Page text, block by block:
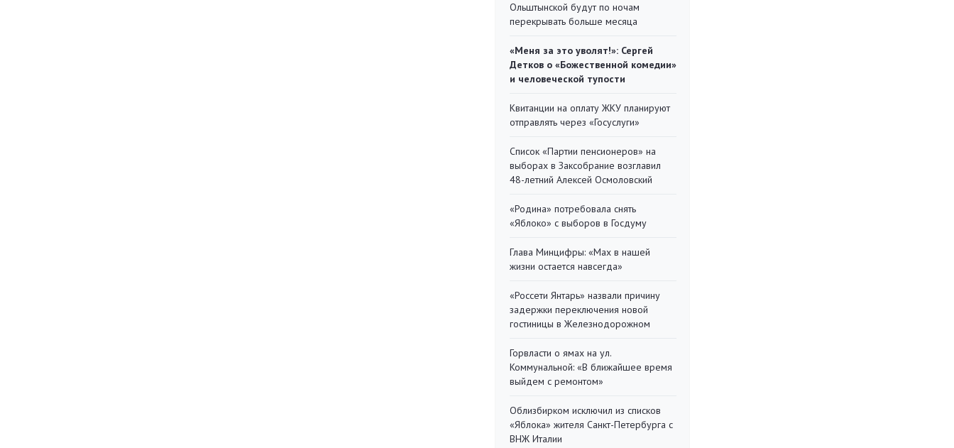
Ольштынской будут по ночам
перекрывать больше месяца
«Меня за это уволят!»: Сергей
Детков о «Божественной комедии»
и человеческой тупости
Квитанции на оплату ЖКУ планируют
отправлять через «Госуслуги»
Список «Партии пенсионеров» на
выборах в Заксобрание возглавил
48-летний Алексей Осмоловский
«Родина» потребовала снять
«Яблоко» с выборов в Госдуму
Глава Минцифры: «Мах в нашей
жизни остается навсегда»
«Россети Янтарь» назвали причину
задержки переключения новой
гостиницы в Железнодорожном
Горвласти о ямах на ул.
Коммунальной: «В ближайшее время
выйдем с ремонтом»
Облизбирком исключил из списков
«Яблока» жителя Санкт-Петербурга с
ВНЖ Италии